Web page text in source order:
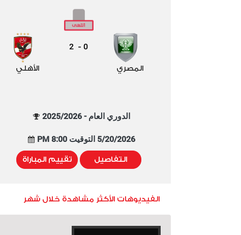
المصري
0
-
2
الأهلي
الدوري العام - 2025/2026
5/20/2026 التوقيت 8:00 PM
التفاصيل تقييم المباراة
الفيديوهات الأكثر مشاهدة خلال شهر